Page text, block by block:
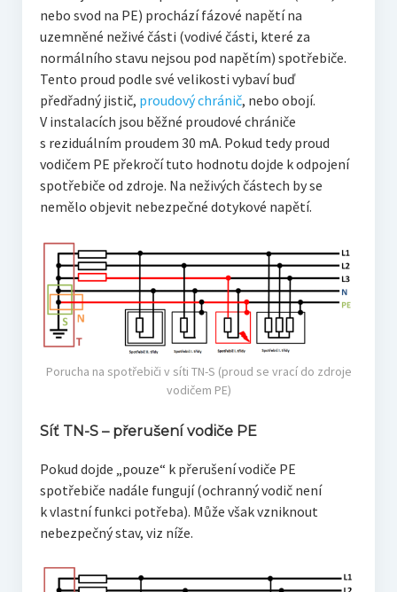
nebo svod na PE) prochází fázové napětí na
uzemněné neživé části (vodivé části, které za
normálního stavu nejsou pod napětím) spotřebiče.
Tento proud podle své velikosti vybaví buď
předřadný jistič, proudový chránič, nebo obojí.
V instalacích jsou běžné proudové chrániče
s reziduálním proudem 30 mA. Pokud tedy proud
vodičem PE překročí tuto hodnotu dojde k odpojení
spotřebiče od zdroje. Na neživých částech by se
nemělo objevit nebezpečné dotykové napětí.
Porucha na spotřebiči v síti TN-S (proud se vrací do zdroje
vodičem PE)
Síť TN-S – přerušení vodiče PE
Pokud dojde „pouze“ k přerušení vodiče PE
spotřebiče nadále fungují (ochranný vodič není
k vlastní funkci potřeba). Může však vzniknout
nebezpečný stav, viz níže.